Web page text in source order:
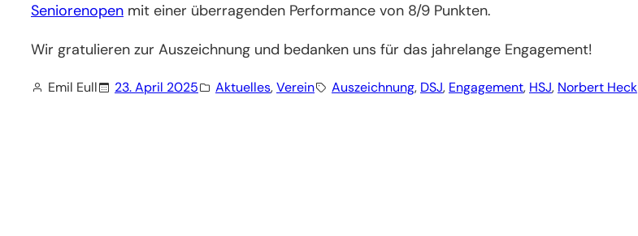
Seniorenopen mit einer überragenden Performance von 8/9 Punkten.
Wir gratulieren zur Auszeichnung und bedanken uns für das jahrelange Engagement!
Emil Eull 23. April 2025 Aktuelles, Verein Auszeichnung, DSJ, Engagement, HSJ, Norbert Heck